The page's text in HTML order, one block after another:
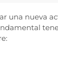
una nueva